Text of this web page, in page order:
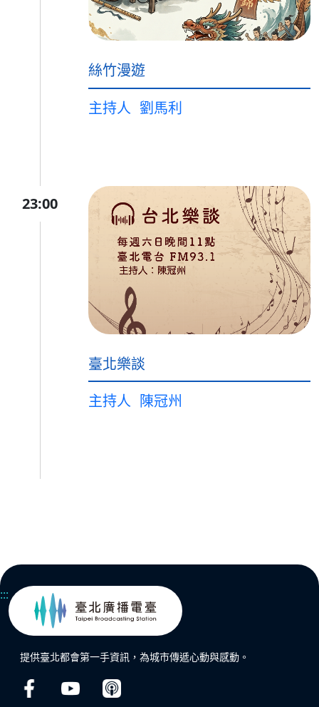
絲竹漫遊
主持人 劉馬利
23:00
臺北樂談
主持人 陳冠州
:::
提供臺北都會第一手資訊，為城市傳遞心動與感動。